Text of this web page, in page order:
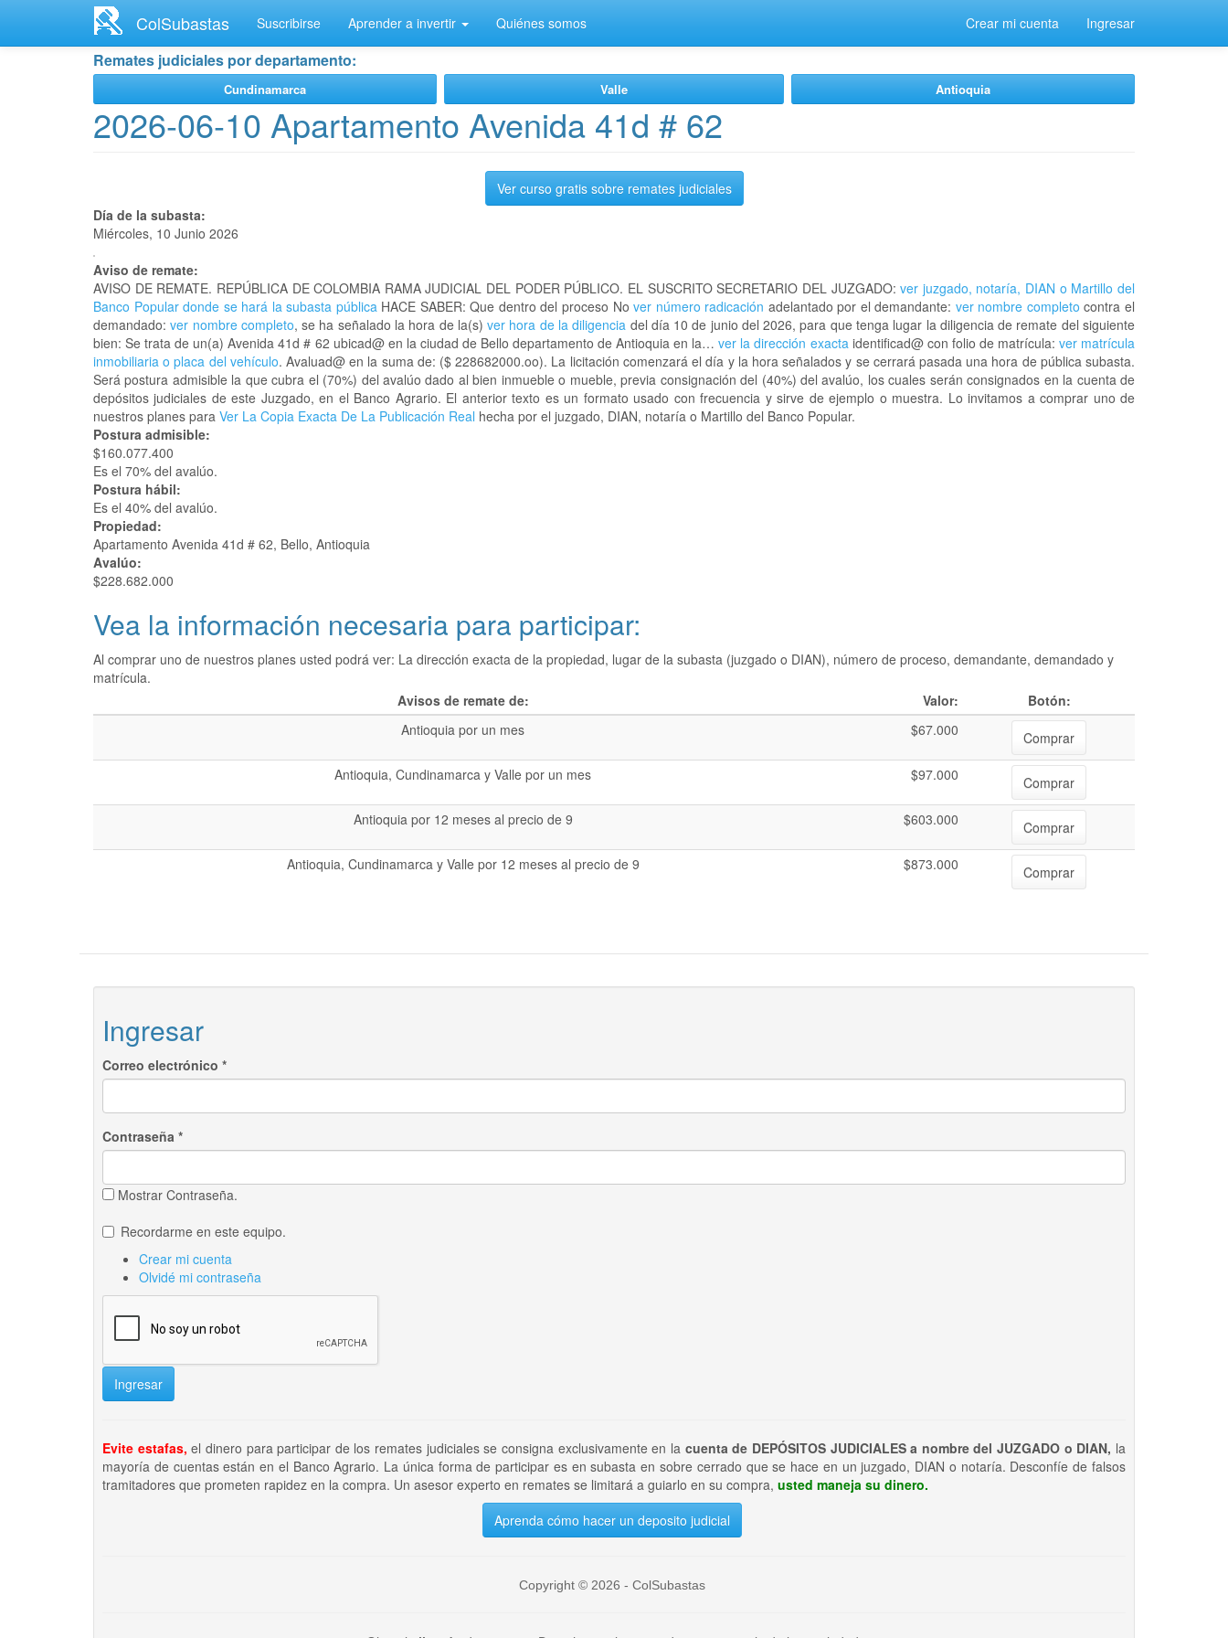
contenido
ColSubastas Suscribirse Aprender a invertir Quiénes somos Crear mi cuenta Ingresar
Remates judiciales por departamento:
Cundinamarca Valle Antioquia
2026-06-10 Apartamento Avenida 41d # 62
Ver curso gratis sobre remates judiciales
Día de la subasta:
Miércoles, 10 Junio 2026
Aviso de remate:
AVISO DE REMATE. REPÚBLICA DE COLOMBIA RAMA JUDICIAL DEL PODER PÚBLICO. EL SUSCRITO SECRETARIO DEL JUZGADO: ver juzgado, notaría, DIAN o Martillo del
Banco Popular donde se hará la subasta públicaHACE SABER: Que dentro del proceso Nover número radicación adelantado por el demandante: ver nombre completo contra el
demandado:ver nombre completo, se ha señalado la hora de la(s)ver hora de la diligencia del día 10 de junio del 2026, para que tenga lugar la diligencia de remate del siguiente
bien: Se trata de un(a) Avenida 41d # 62 ubicad@ en la ciudad de Bello departamento de Antioquia en la…ver la dirección exactaidentificad@ con folio de matrícula: ver matrícula
inmobiliaria o placa del vehículo. Avaluad@ en la suma de: ($ 228682000.oo). La licitación comenzará el día y la hora señalados y se cerrará pasada una hora de pública subasta.
Será postura admisible la que cubra el (70%) del avalúo dado al bien inmueble o mueble, previa consignación del (40%) del avalúo, los cuales serán consignados en la cuenta de
depósitos judiciales de este Juzgado, en el Banco Agrario. El anterior texto es un formato usado con frecuencia y sirve de ejemplo o muestra. Lo invitamos a comprar uno de
nuestros planes para Ver La Copia Exacta De La Publicación Real hecha por el juzgado, DIAN, notaría o Martillo del Banco Popular.
Postura admisible:
$160.077.400
Es el 70% del avalúo.
Postura hábil:
Es el 40% del avalúo.
Propiedad:
Apartamento Avenida 41d # 62, Bello, Antioquia
Avalúo:
$228.682.000
Vea la información necesaria para participar:
Al comprar uno de nuestros planes usted podrá ver: La dirección exacta de la propiedad, lugar de la subasta (juzgado o DIAN), número de proceso, demandante, demandado y
matrícula.
Avisos de remate de:
Valor:
Botón:
Antioquia por un mes
$67.000
Comprar
Antioquia, Cundinamarca y Valle por un mes
$97.000
Comprar
Antioquia por 12 meses al precio de 9
$603.000
Comprar
Antioquia, Cundinamarca y Valle por 12 meses al precio de 9
$873.000 Comprar
Ingresar
Correo electrónico *
Contraseña *
Mostrar Contraseña.
Recordarme en este equipo.
Crear mi cuenta
Olvidé mi contraseña
Ingresar
Evite estafas, el dinero para participar de los remates judiciales se consigna exclusivamente en lacuenta de DEPÓSITOS JUDICIALES a nombre del JUZGADO o DIAN, la
mayoría de cuentas están en el Banco Agrario. La única forma de participar es en subasta en sobre cerrado que se hace en un juzgado, DIAN o notaría. Desconfíe de falsos
tramitadores que prometen rapidez en la compra. Un asesor experto en remates se limitará a guiarlo en su compra, usted maneja su dinero.
Aprenda cómo hacer un deposito judicial
Copyright © 2026 - ColSubastas